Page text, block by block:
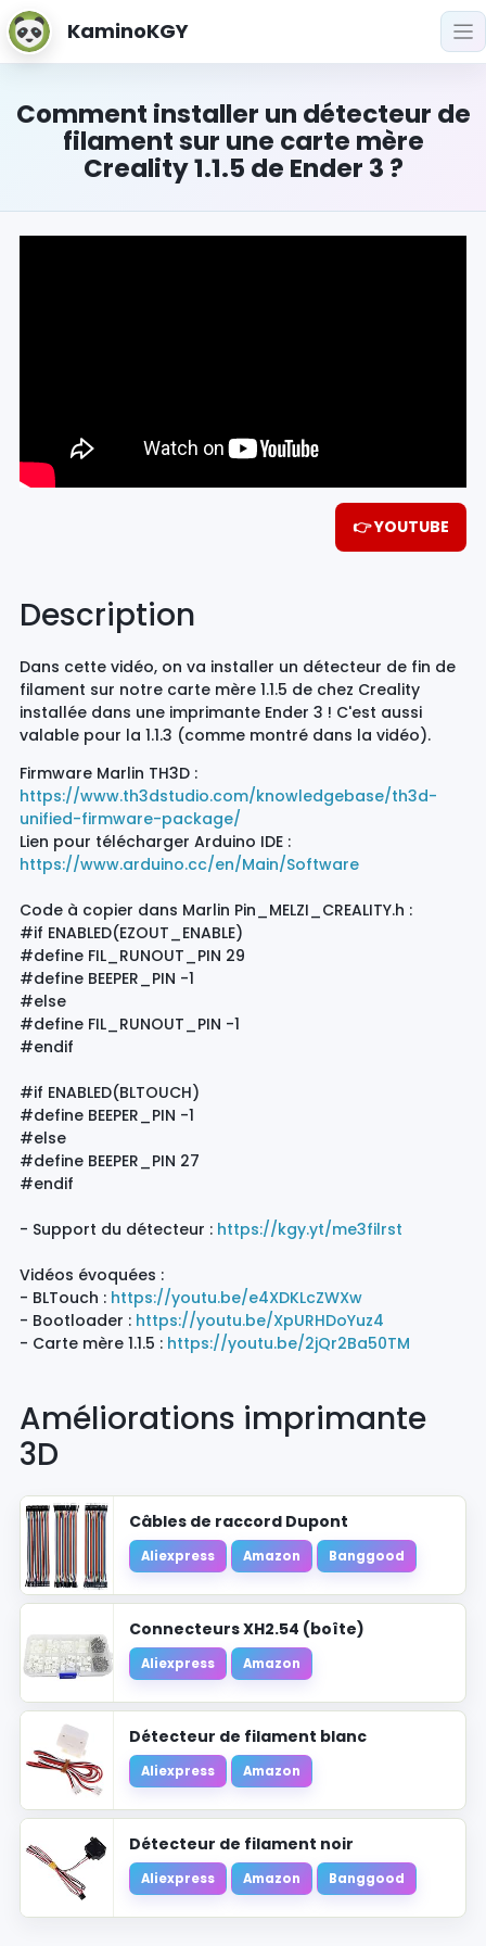
KaminoKGY
Comment installer un détecteur de
filament sur une carte mère
Creality 1.1.5 de Ender 3 ?
👉 YOUTUBE
Description
Dans cette vidéo, on va installer un détecteur de fin de
filament sur notre carte mère 1.1.5 de chez Creality
installée dans une imprimante Ender 3 ! C'est aussi
valable pour la 1.1.3 (comme montré dans la vidéo).
Firmware Marlin TH3D :
https://www.th3dstudio.com/knowledgebase/th3d-
unified-firmware-package/
Lien pour télécharger Arduino IDE :
https://www.arduino.cc/en/Main/Software
Code à copier dans Marlin Pin_MELZI_CREALITY.h :
#if ENABLED(EZOUT_ENABLE)
#define FIL_RUNOUT_PIN 29
#define BEEPER_PIN -1
#else
#define FIL_RUNOUT_PIN -1
#endif
#if ENABLED(BLTOUCH)
#define BEEPER_PIN -1
#else
#define BEEPER_PIN 27
#endif
- Support du détecteur : https://kgy.yt/me3filrst
Vidéos évoquées :
- BLTouch : https://youtu.be/e4XDKLcZWXw
- Bootloader : https://youtu.be/XpURHDoYuz4
- Carte mère 1.1.5 : https://youtu.be/2jQr2Ba50TM
Améliorations imprimante
3D
Câbles de raccord Dupont
Aliexpress Amazon Banggood
Connecteurs XH2.54 (boîte)
Aliexpress Amazon
Détecteur de filament blanc
Aliexpress Amazon
Détecteur de filament noir
Aliexpress Amazon Banggood